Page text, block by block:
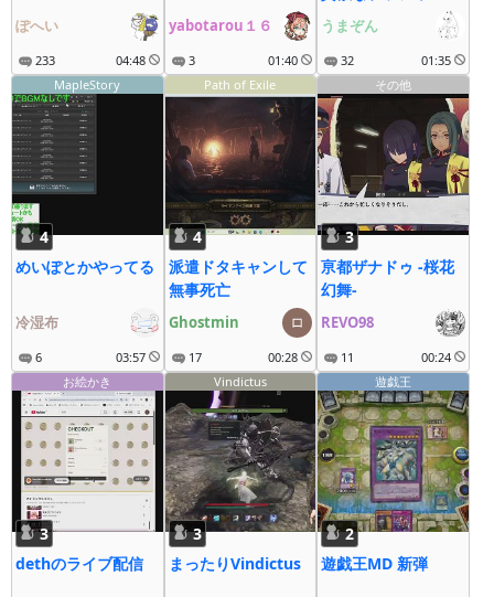
ぽへい
233 04:48
yabotarou１６
3 01:40
持つ男
うまぞん
32
01:35
MapleStory
4
めいぽとかやってる
冷湿布
6 03:57
Path of Exile
4
派遣ドタキャンして
無事死亡
Ghostmin
17 00:28
その他
3
亰都ザナドゥ -桜花
幻舞-
REVO98
11
00:24
お絵かき
3
dethのライブ配信
Vindictus
3
まったりVindictus
遊戯王
2
遊戯王MD 新弾